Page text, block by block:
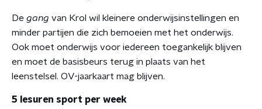
De gang van Krol wil kleinere onderwijsinstellingen en
minder partijen die zich bemoeien met het onderwijs.
Ook moet onderwijs voor iedereen toegankelijk blijven
en moet de basisbeurs terug in plaats van het
leenstelsel. OV-jaarkaart mag blijven.
5 lesuren sport per week